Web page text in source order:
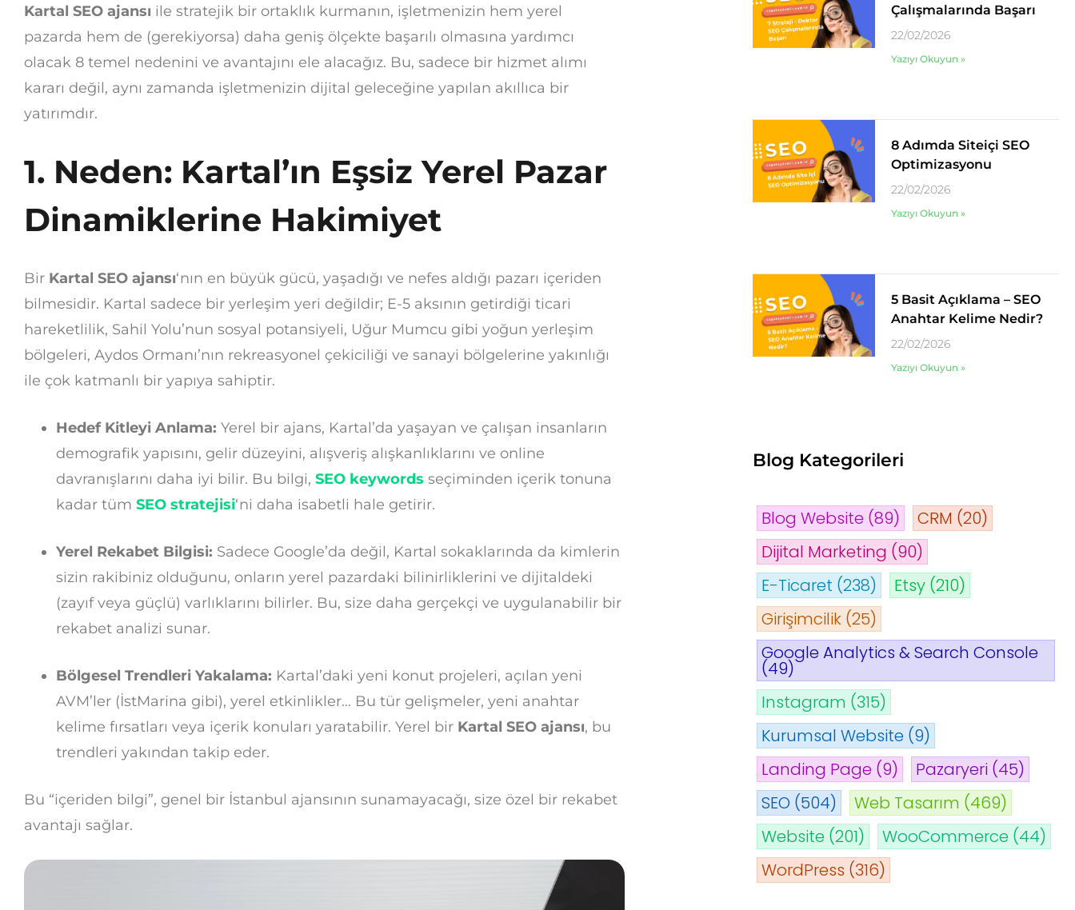
Kartal SEO ajansı ile stratejik bir ortaklık kurmanın, işletmenizin hem yerel
pazarda hem de (gerekiyorsa) daha geniş ölçekte başarılı olmasına yardımcı
olacak 8 temel nedenini ve avantajını ele alacağız. Bu, sadece bir hizmet alımı
kararı değil, aynı zamanda işletmenizin dijital geleceğine yapılan akıllıca bir
yatırımdır.
1. Neden: Kartal’ın Eşsiz Yerel Pazar
Dinamiklerine Hakimiyet
Bir Kartal SEO ajansı‘nın en büyük gücü, yaşadığı ve nefes aldığı pazarı içeriden
bilmesidir. Kartal sadece bir yerleşim yeri değildir; E-5 aksının getirdiği ticari
hareketlilik, Sahil Yolu’nun sosyal potansiyeli, Uğur Mumcu gibi yoğun yerleşim
bölgeleri, Aydos Ormanı’nın rekreasyonel çekiciliği ve sanayi bölgelerine yakınlığı
ile çok katmanlı bir yapıya sahiptir.
Hedef Kitleyi Anlama: Yerel bir ajans, Kartal’da yaşayan ve çalışan insanların
demografik yapısını, gelir düzeyini, alışveriş alışkanlıklarını ve online
davranışlarını daha iyi bilir. Bu bilgi, SEO keywords seçiminden içerik tonuna
kadar tüm SEO stratejisi‘ni daha isabetli hale getirir.
Yerel Rekabet Bilgisi: Sadece Google’da değil, Kartal sokaklarında da kimlerin
sizin rakibiniz olduğunu, onların yerel pazardaki bilinirliklerini ve dijitaldeki
(zayıf veya güçlü) varlıklarını bilirler. Bu, size daha gerçekçi ve uygulanabilir bir
rekabet analizi sunar.
Bölgesel Trendleri Yakalama: Kartal’daki yeni konut projeleri, açılan yeni
AVM’ler (İstMarina gibi), yerel etkinlikler… Bu tür gelişmeler, yeni anahtar
kelime fırsatları veya içerik konuları yaratabilir. Yerel bir Kartal SEO ajansı, bu
trendleri yakından takip eder.
Bu “içeriden bilgi”, genel bir İstanbul ajansının sunamayacağı, size özel bir rekabet
avantajı sağlar.
Çalışmalarında Başarı
22/02/2026
Yazıyı Okuyun »
8 Adımda Siteiçi SEO
Optimizasyonu
22/02/2026
Yazıyı Okuyun »
5 Basit Açıklama – SEO
Anahtar Kelime Nedir?
22/02/2026
Yazıyı Okuyun »
Blog Kategorileri
Blog Website (89) CRM (20)
Dijital Marketing (90)
E-Ticaret (238) Etsy (210)
Girişimcilik (25)
Google Analytics & Search Console
(49)
Instagram (315)
Kurumsal Website (9)
Landing Page (9) Pazaryeri (45)
SEO (504) Web Tasarım (469)
Website (201) WooCommerce (44)
WordPress (316)